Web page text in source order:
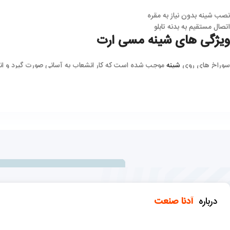
نصب شینه بدون نیاز به مقره
اتصال مستقیم به بدنه تابلو
ویژگی های شینه مسی ارت
سوراخ های روی شینهموجب شده است که کار انشعاب به آسانی صورت گیرد و
تعویض شینه ها در صورتی که دچار خطا و یا مشکل و یا خرابی شوند کار
مقاومت و استحکام شینه ها از مزیت های دیگر این ابزار است که موجب شده
درباره آدنا صنعت